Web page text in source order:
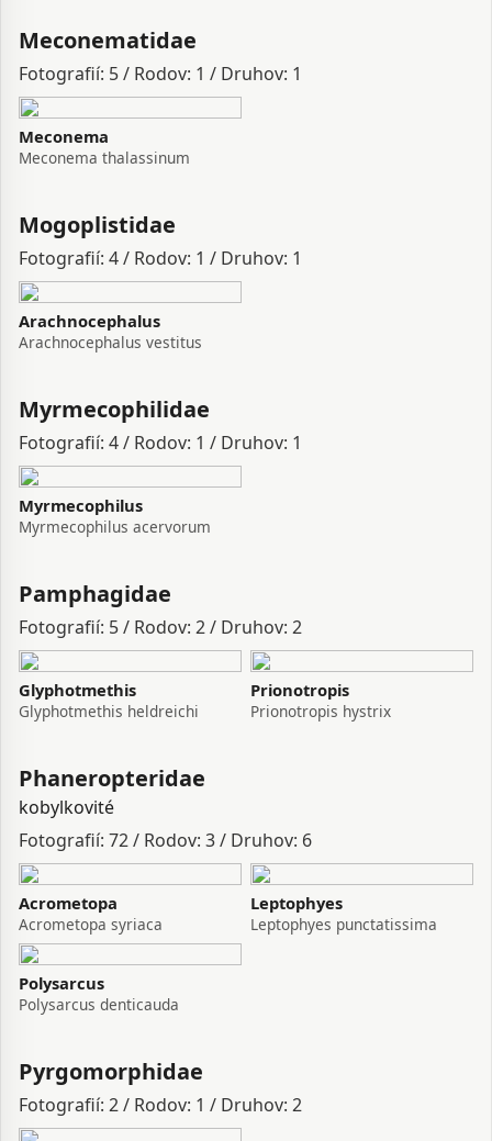
Meconematidae
Fotografií: 5 / Rodov: 1 / Druhov: 1
Meconema
Meconema thalassinum
Mogoplistidae
Fotografií: 4 / Rodov: 1 / Druhov: 1
Arachnocephalus
Arachnocephalus vestitus
Myrmecophilidae
Fotografií: 4 / Rodov: 1 / Druhov: 1
Myrmecophilus
Myrmecophilus acervorum
Pamphagidae
Fotografií: 5 / Rodov: 2 / Druhov: 2
Glyphotmethis
Glyphotmethis heldreichi
Prionotropis
Prionotropis hystrix
Phaneropteridae
kobylkovité
Fotografií: 72 / Rodov: 3 / Druhov: 6
Acrometopa
Acrometopa syriaca
Leptophyes
Leptophyes punctatissima
Polysarcus
Polysarcus denticauda
Pyrgomorphidae
Fotografií: 2 / Rodov: 1 / Druhov: 2